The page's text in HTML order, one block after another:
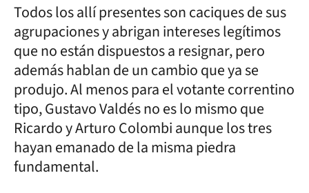
Todos los allí presentes son caciques de sus
agrupaciones y abrigan intereses legítimos
que no están dispuestos a resignar, pero
además hablan de un cambio que ya se
produjo. Al menos para el votante correntino
tipo, Gustavo Valdés no es lo mismo que
Ricardo y Arturo Colombi aunque los tres
hayan emanado de la misma piedra
fundamental.